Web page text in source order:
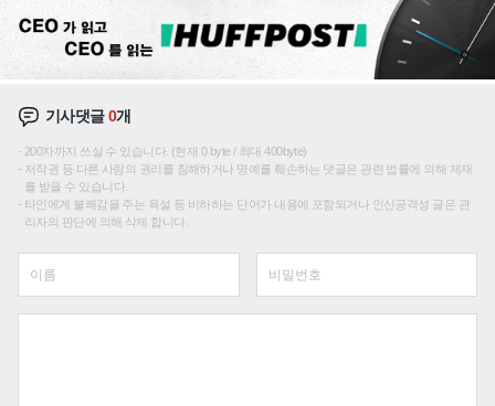
기사댓글0개
200자까지 쓰실 수 있습니다. (현재 0 byte / 최대 400byte)
저작권 등 다른 사람의 권리를 침해하거나 명예를 훼손하는 댓글은 관련 법률에 의해 제재
를 받을 수 있습니다.
타인에게 불쾌감을 주는 욕설 등 비하하는 단어가 내용에 포함되거나 인신공격성 글은 관
리자의 판단에 의해 삭제 합니다.